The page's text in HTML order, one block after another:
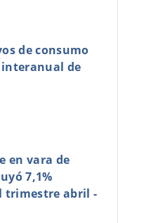
de consumo
de
en vara de
7,1%
trimestre abril -